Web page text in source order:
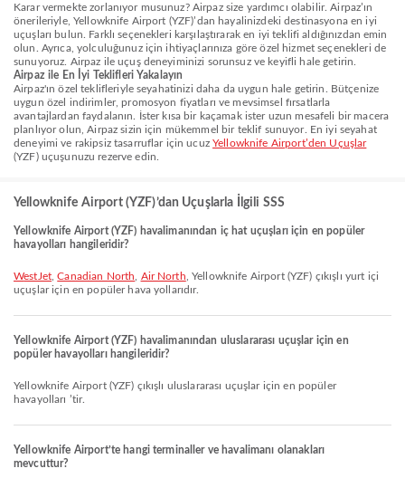
Karar vermekte zorlanıyor musunuz? Airpaz size yardımcı olabilir. Airpaz’ın
önerileriyle, Yellowknife Airport (YZF)’dan hayalinizdeki destinasyona en iyi
uçuşları bulun. Farklı seçenekleri karşılaştırarak en iyi teklifi aldığınızdan emin
olun. Ayrıca, yolculuğunuz için ihtiyaçlarınıza göre özel hizmet seçenekleri de
sunuyoruz. Airpaz ile uçuş deneyiminizi sorunsuz ve keyifli hale getirin.
Airpaz ile En İyi Teklifleri Yakalayın
Airpaz'ın özel teklifleriyle seyahatinizi daha da uygun hale getirin. Bütçenize
uygun özel indirimler, promosyon fiyatları ve mevsimsel fırsatlarla
avantajlardan faydalanın. İster kısa bir kaçamak ister uzun mesafeli bir macera
planlıyor olun, Airpaz sizin için mükemmel bir teklif sunuyor. En iyi seyahat
deneyimi ve rakipsiz tasarruflar için ucuzYellowknife Airport’den Uçuşlar
(YZF) uçuşunuzu rezerve edin.
Yellowknife Airport (YZF)’dan Uçuşlarla İlgili SSS
Yellowknife Airport (YZF) havalimanından iç hat uçuşları için en popüler
havayolları hangileridir?
WestJet,Canadian North Air North , Yellowknife Airport (YZF) çıkışlı yurt içi
uçuşlar için en popüler hava yollarıdır.
Yellowknife Airport (YZF) havalimanından uluslararası uçuşlar için en
popüler havayolları hangileridir?
Yellowknife Airport (YZF) çıkışlı uluslararası uçuşlar için en popüler
havayolları ’tir.
Yellowknife Airport’te hangi terminaller ve havalimanı olanakları
mevcuttur?